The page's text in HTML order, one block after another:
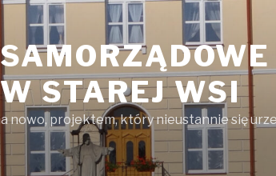
STAREJ WSI
nowo, projektem, który nieustannie się